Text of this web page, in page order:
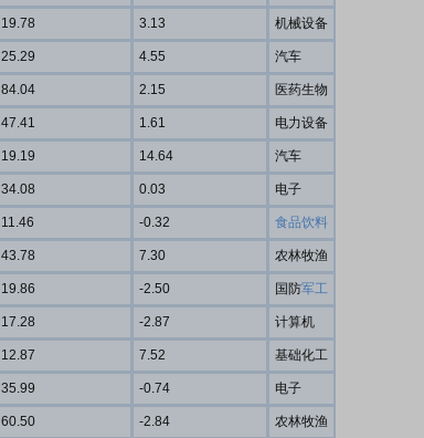
19.78 3.13 机械设备
25.29 4.55 汽车
84.04 2.15 医药生物
47.41 1.61 电力设备
19.19 14.64 汽车
34.08 0.03 电子
11.46 -0.32 食品饮料
43.78 7.30 农林牧渔
19.86 -2.50 国防军工
17.28 -2.87 计算机
12.87 7.52 基础化工
35.99 -0.74 电子
60.50 -2.84 农林牧渔